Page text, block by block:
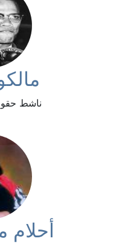
ناشط
أحلام